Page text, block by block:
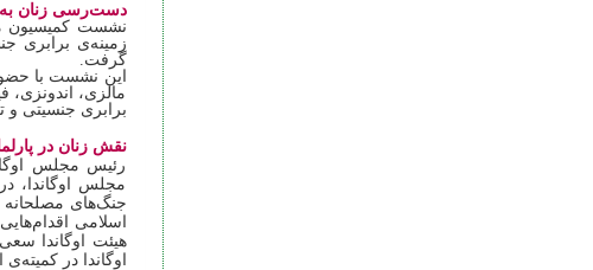
دست‌رسی زنان به
نشست کمیسیون
زمینه‌ی برابری
گرفت.
این نشست با
مالزی،
برابری جنسیتی و
نقش زنان در
رئیس مجلس
مجلس اوگاندا،
جنگ‌های مصلحانه
اسلامی
هیئت اوگاندا
اوگاندا در